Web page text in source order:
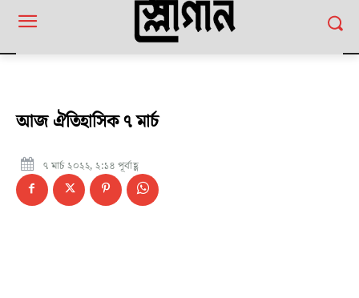
আজ ঐতিহাসিক ৭ মার্চ
৭ মার্চ ২০২২, ২:১৪ পূর্বাহ্ণ